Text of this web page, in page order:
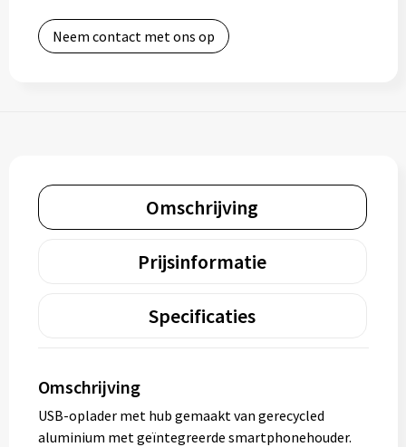
Neem contact met ons op
Omschrijving
Prijsinformatie
Specificaties
Omschrijving
USB-oplader met hub gemaakt van gerecycled
aluminium met geïntegreerde smartphonehouder.